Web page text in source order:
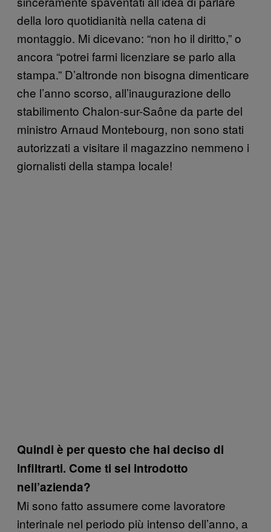
della loro quotidianità nella catena di
montaggio. Mi dicevano: “non ho il diritto,” o
ancora “potrei farmi licenziare se parlo alla
stampa.” D’altronde non bisogna dimenticare
che l’anno scorso, all’inaugurazione dello
stabilimento Chalon-sur-Saône da parte del
ministro Arnaud Montebourg, non sono stati
autorizzati a visitare il magazzino nemmeno i
giornalisti della stampa locale!
Quindi è per questo che hai deciso di
infiltrarti. Come ti sei introdotto
nell’azienda?
Mi sono fatto assumere come lavoratore
interinale nel periodo più intenso dell’anno, a